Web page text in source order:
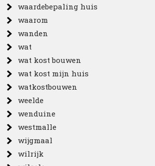
waardebepaling huis
waarom
wanden
wat
wat kost bouwen
wat kost mijn huis
watkostbouwen
weelde
wenduine
westmalle
wijgmaal
wilrijk